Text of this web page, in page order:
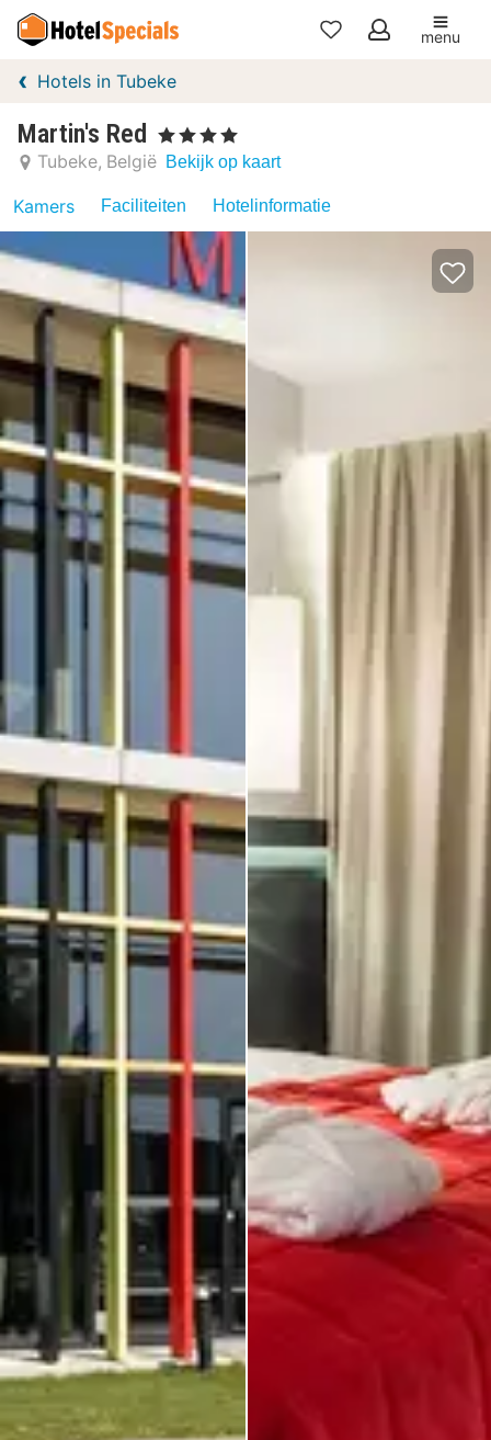
Mijn
menu
Hotels in Tubeke
Martin's Red , 4 Sterren
Tubeke België Bekijk op kaart
Kamers Faciliteiten Hotelinformatie